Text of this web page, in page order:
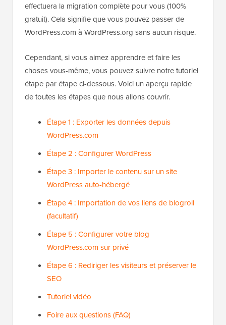
effectuera la migration complète pour vous (100%
gratuit). Cela signifie que vous pouvez passer de
WordPress.com à WordPress.org sans aucun risque.
Cependant, si vous aimez apprendre et faire les
choses vous-même, vous pouvez suivre notre tutoriel
étape par étape ci-dessous. Voici un aperçu rapide
de toutes les étapes que nous allons couvrir.
Étape 1 : Exporter les données depuis
WordPress.com
Étape 2 : Configurer WordPress
Étape 3 : Importer le contenu sur un site
WordPress auto-hébergé
Étape 4 : Importation de vos liens de blogroll
(facultatif)
Étape 5 : Configurer votre blog
WordPress.com sur privé
Étape 6 : Rediriger les visiteurs et préserver le
SEO
Tutoriel vidéo
Foire aux questions (FAQ)